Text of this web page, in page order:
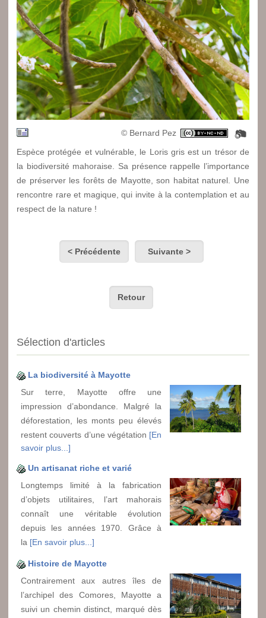
© Bernard Pez
Espèce protégée et vulnérable, le Loris gris est un trésor de
la biodiversité mahoraise. Sa présence rappelle l’importance
de préserver les forêts de Mayotte, son habitat naturel. Une
rencontre rare et magique, qui invite à la contemplation et au
respect de la nature !
< Précédente Suivante >
Retour
Sélection d'articles
La biodiversité à Mayotte
Sur terre, Mayotte offre une
impression d’abondance. Malgré la
déforestation, les monts peu élevés
restent couverts d’une végétation [En
savoir plus...]
Un artisanat riche et varié
Longtemps limité à la fabrication
d’objets utilitaires, l’art mahorais
connaît une véritable évolution
depuis les années 1970. Grâce à
la [En savoir plus...]
Histoire de Mayotte
Contrairement aux autres îles de
l’archipel des Comores, Mayotte a
suivi un chemin distinct, marqué dès